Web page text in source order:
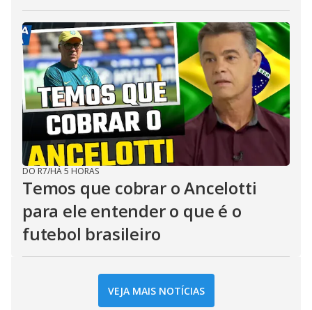
DO R7/HÁ 5 HORAS
Temos que cobrar o Ancelotti
para ele entender o que é o
futebol brasileiro
VEJA MAIS NOTÍCIAS